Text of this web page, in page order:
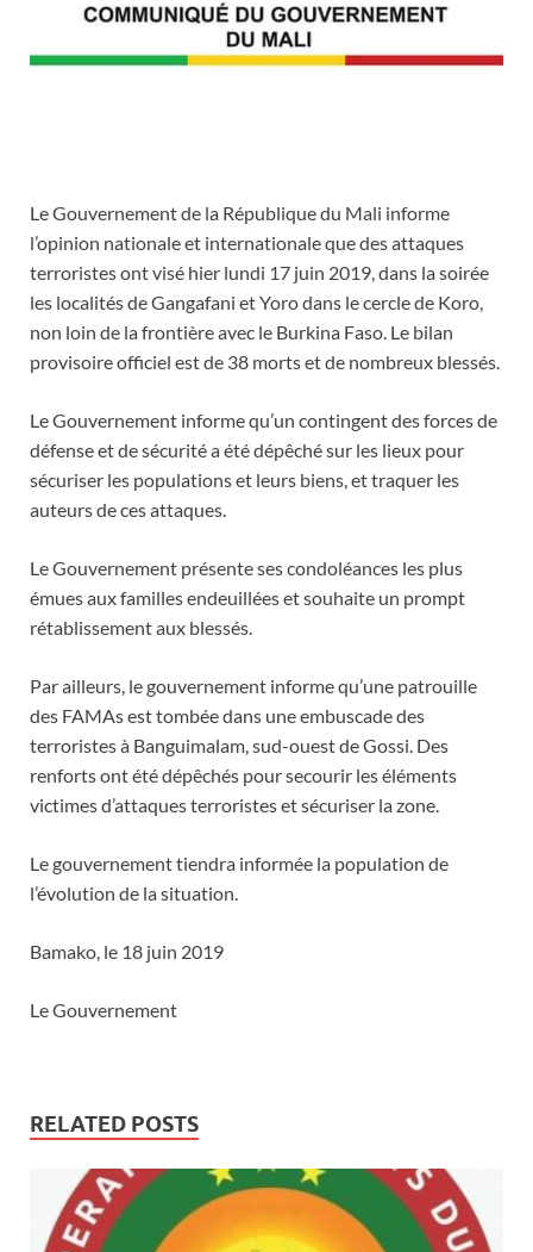
Le Gouvernement de la République du Mali informe
l’opinion nationale et internationale que des attaques
terroristes ont visé hier lundi 17 juin 2019, dans la soirée
les localités de Gangafani et Yoro dans le cercle de Koro,
non loin de la frontière avec le Burkina Faso. Le bilan
provisoire officiel est de 38 morts et de nombreux blessés.
Le Gouvernement informe qu’un contingent des forces de
défense et de sécurité a été dépêché sur les lieux pour
sécuriser les populations et leurs biens, et traquer les
auteurs de ces attaques.
Le Gouvernement présente ses condoléances les plus
émues aux familles endeuillées et souhaite un prompt
rétablissement aux blessés.
Par ailleurs, le gouvernement informe qu’une patrouille
des FAMAs est tombée dans une embuscade des
terroristes à Banguimalam, sud-ouest de Gossi. Des
renforts ont été dépêchés pour secourir les éléments
victimes d’attaques terroristes et sécuriser la zone.
Le gouvernement tiendra informée la population de
l’évolution de la situation.
Bamako, le 18 juin 2019
Le Gouvernement
RELATED POSTS